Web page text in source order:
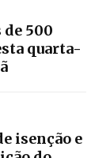
500
quarta-
isenção e